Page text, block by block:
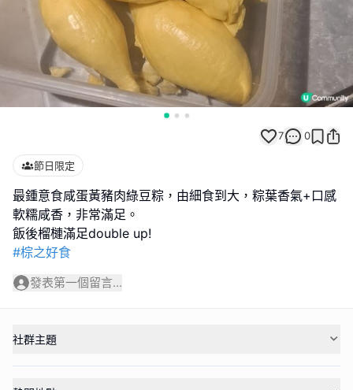
7 0
節日限定
最鍾意食咸蛋黃豬肉綠豆粽，由細食到大，粽葉香氣+口感
軟糯咸香，非常滿足。
#棕之好食
發表第一個留言...
社群主題